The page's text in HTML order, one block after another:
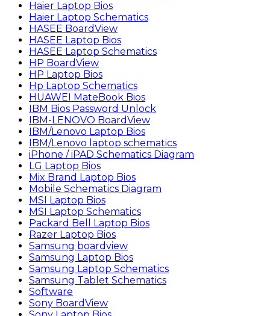
Haier Laptop Bios
Haier Laptop Schematics
HASEE BoardView
HASEE Laptop Bios
HASEE Laptop Schematics
HP BoardView
HP Laptop Bios
Hp Laptop Schematics
HUAWEI MateBook Bios
IBM Bios Password Unlock
IBM-LENOVO BoardView
IBM/Lenovo Laptop Bios
IBM/Lenovo laptop schematics
iPhone / iPAD Schematics Diagram
LG Laptop Bios
Mix Brand Laptop Bios
Mobile Schematics Diagram
MSI Laptop Bios
MSI Laptop Schematics
Packard Bell Laptop Bios
Razer Laptop Bios
Samsung boardview
Samsung Laptop Bios
Samsung Laptop Schematics
Samsung Tablet Schematics
Software
Sony BoardView